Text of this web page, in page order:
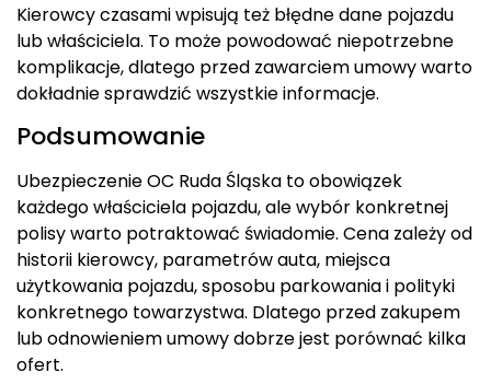
Kierowcy czasami wpisują też błędne dane pojazdu
lub właściciela. To może powodować niepotrzebne
komplikacje, dlatego przed zawarciem umowy warto
dokładnie sprawdzić wszystkie informacje.
Podsumowanie
Ubezpieczenie OC Ruda Śląska to obowiązek
każdego właściciela pojazdu, ale wybór konkretnej
polisy warto potraktować świadomie. Cena zależy od
historii kierowcy, parametrów auta, miejsca
użytkowania pojazdu, sposobu parkowania i polityki
konkretnego towarzystwa. Dlatego przed zakupem
lub odnowieniem umowy dobrze jest porównać kilka
ofert.